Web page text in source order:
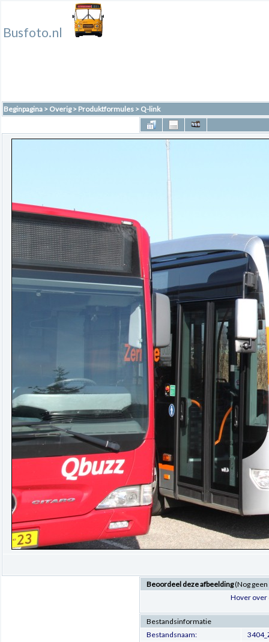
Busfoto.nl
Beginpagina > Overig> Produktformules > Q-link
Beoordeel deze afbeelding(Nog
Hover over
Bestandsinformatie
Bestandsnaam: